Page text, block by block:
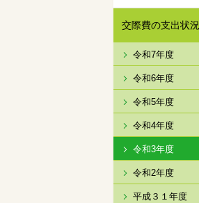
交際費の支出状況
令和7年度
令和6年度
令和5年度
令和4年度
令和3年度
令和2年度
平成３１年度